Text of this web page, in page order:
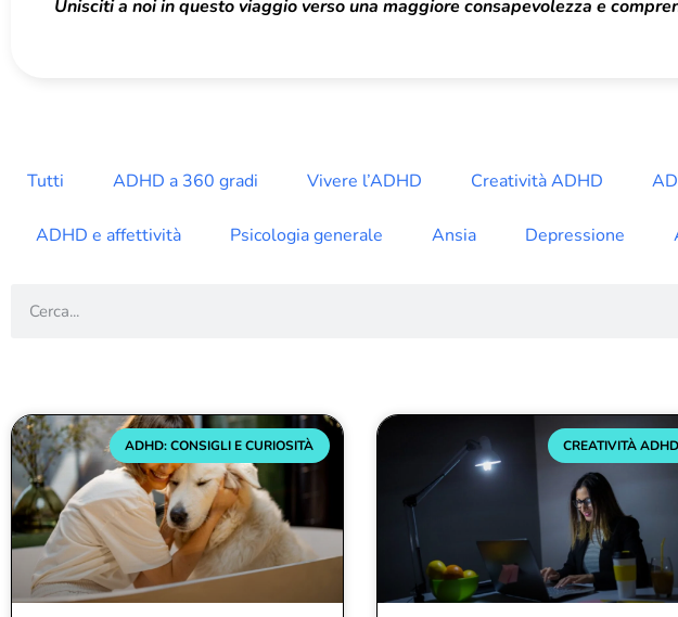
Unisciti a noi in questo viaggio verso una maggiore consapevolezza e
Tutti ADHD a 360 gradi Vivere l’ADHD Creatività ADHD
ADHD e affettività Psicologia generale Ansia Depressione
ADHD: CONSIGLI E CURIOSITÀ CREATIVITÀ ADHD